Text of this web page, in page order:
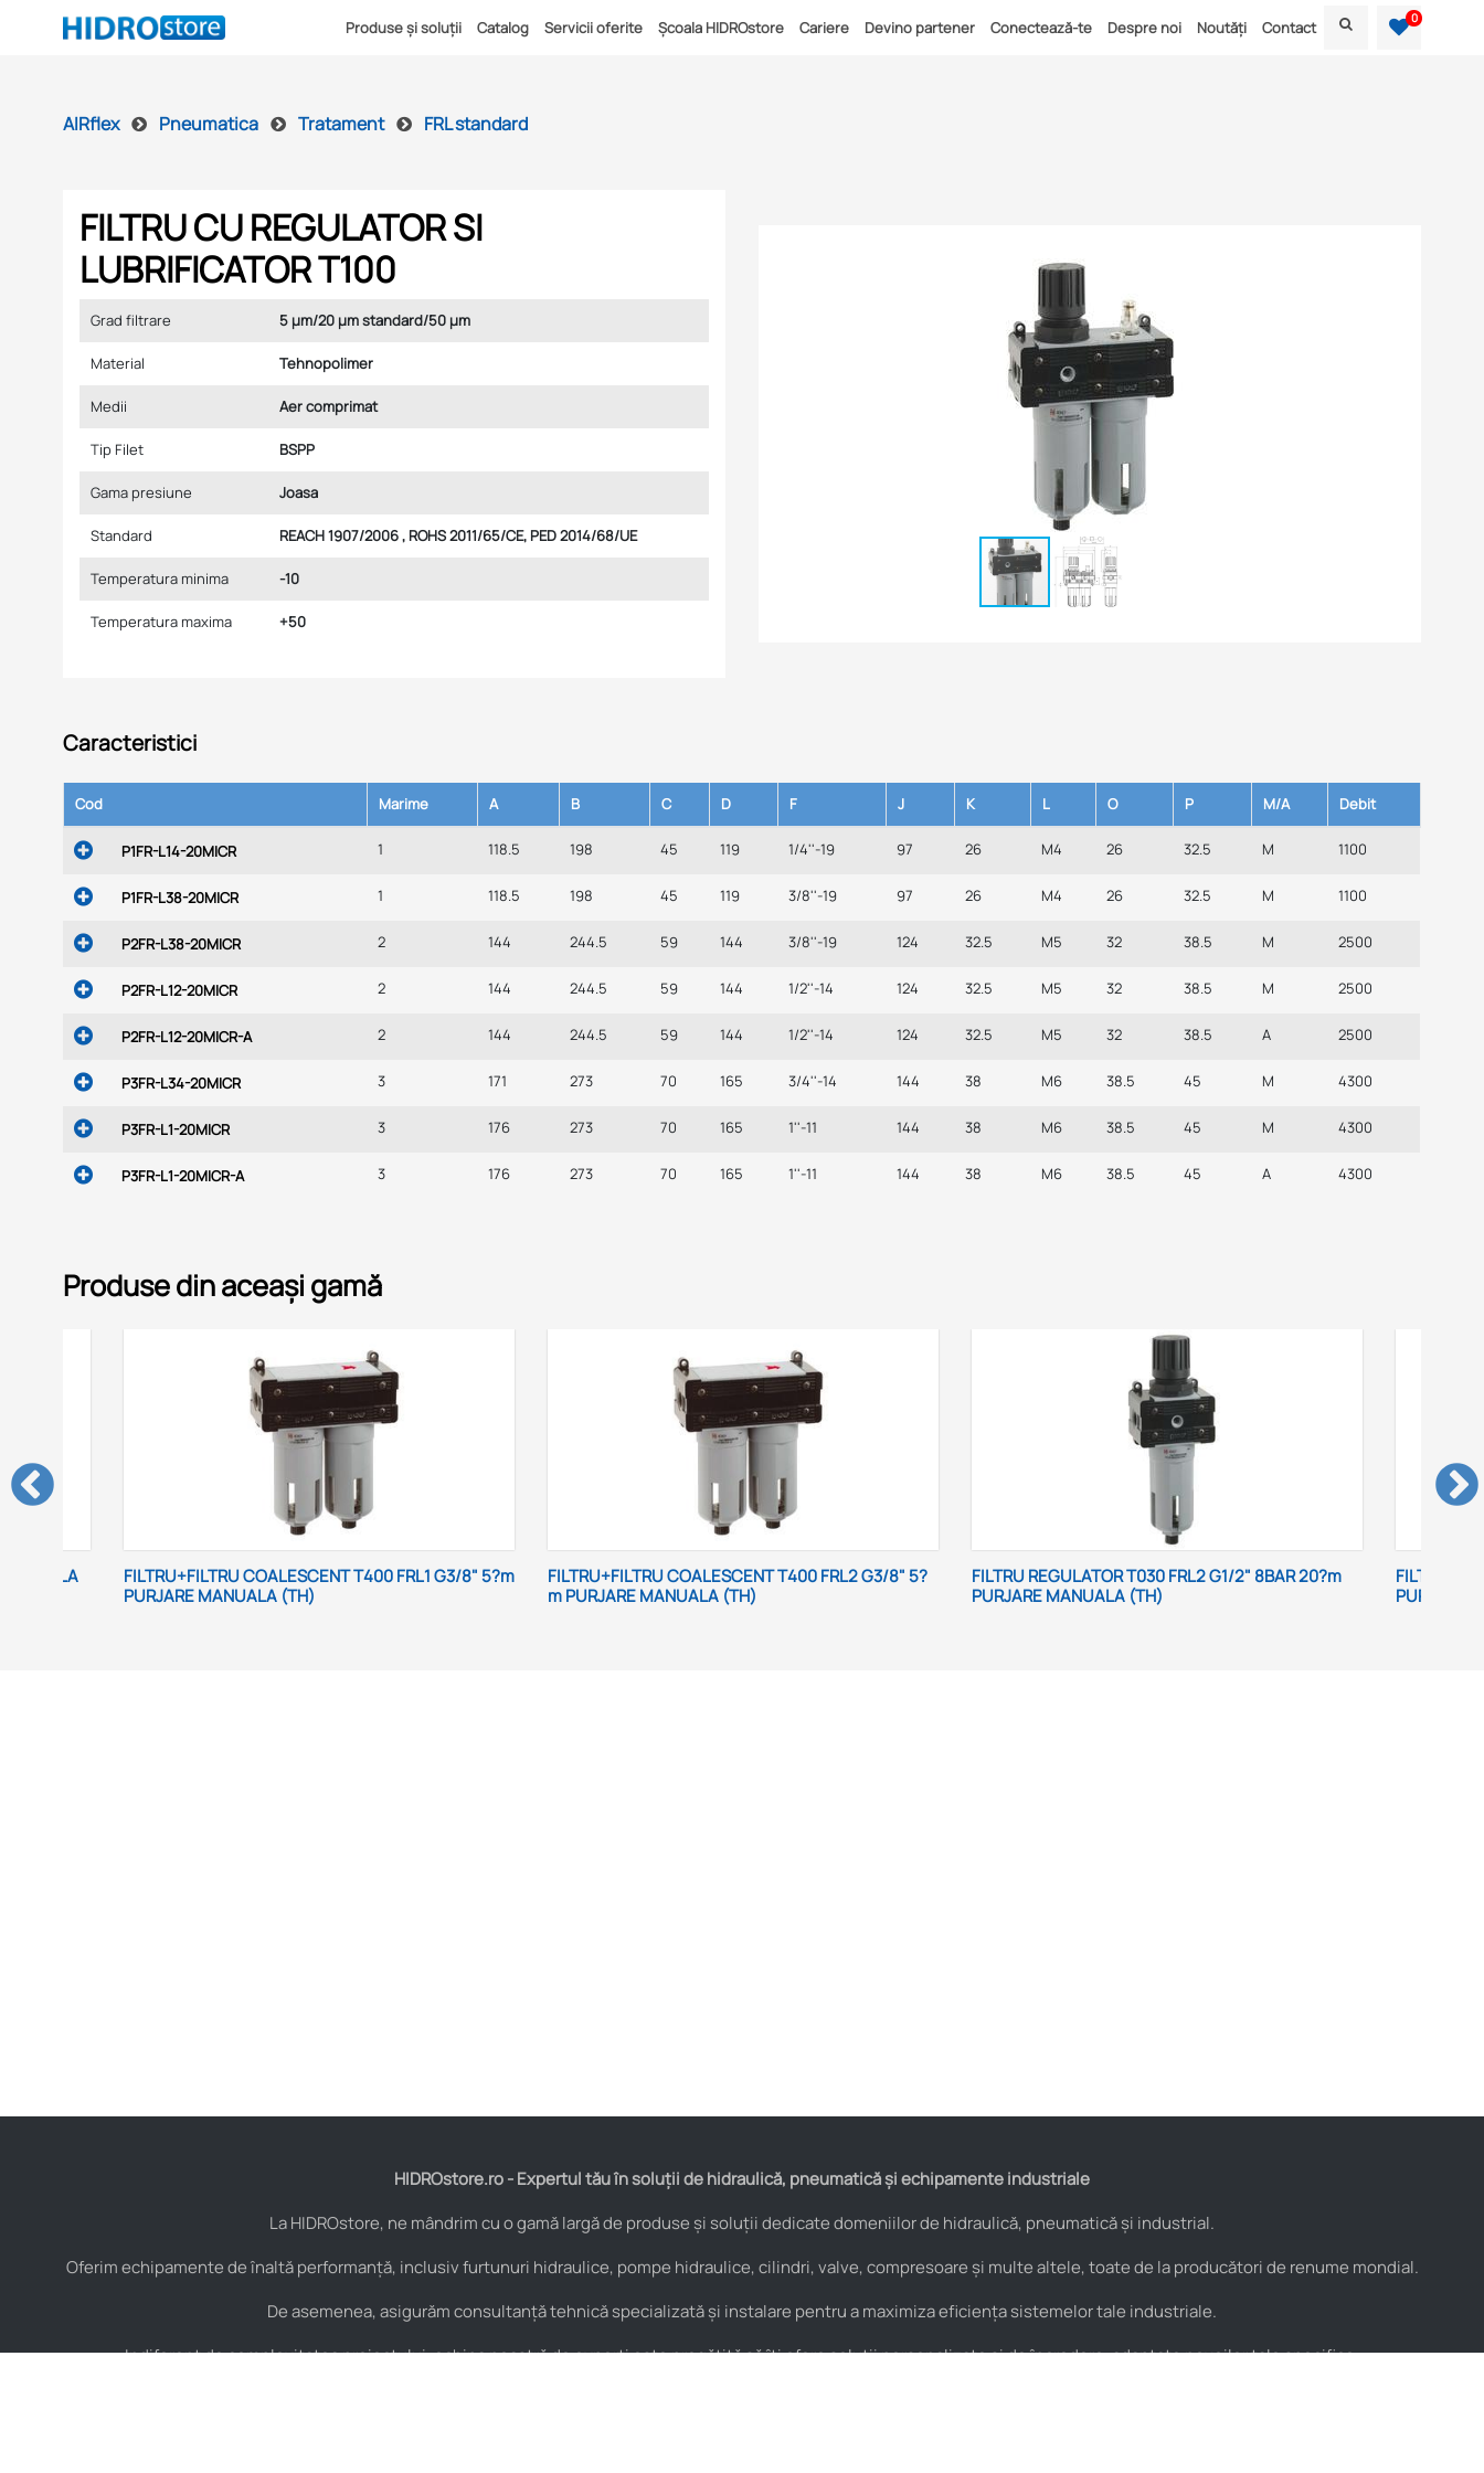
Produse și soluții Catalog Servicii oferite Școala HIDROstore Cariere Devino partener Conectează-te Despre noi Noutăți Contact 0
AIRflex Pneumatica Tratament FRL standard
FILTRU CU REGULATOR SI
LUBRIFICATOR T100
Grad filtrare 5 μm/20 μm standard/50 μm
Material Tehnopolimer
Medii Aer comprimat
Tip Filet BSPP
Gama presiune Joasa
Standard REACH 1907/2006 , ROHS 2011/65/CE, PED 2014/68/UE
Temperatura minima -10
Temperatura maxima +50
Caracteristici
Cod Marime A B C D F J K L O P M/A Debit
P1FR-L14-20MICR 1 118.5 198 45 119 1/4''-19 97 26 M4 26 32.5 M 1100
P1FR-L38-20MICR 1 118.5 198 45 119 3/8''-19 97 26 M4 26 32.5 M 1100
P2FR-L38-20MICR 2 144 244.5 59 144 3/8''-19 124 32.5 M5 32 38.5 M 2500
P2FR-L12-20MICR 2 144 244.5 59 144 1/2''-14 124 32.5 M5 32 38.5 M 2500
P2FR-L12-20MICR-A 2 144 244.5 59 144 1/2''-14 124 32.5 M5 32 38.5 A 2500
P3FR-L34-20MICR 3 171 273 70 165 3/4''-14 144 38 M6 38.5 45 M 4300
P3FR-L1-20MICR 3 176 273 70 165 1''-11 144 38 M6 38.5 45 M 4300
P3FR-L1-20MICR-A 3 176 273 70 165 1''-11 144 38 M6 38.5 45 A 4300
Produse din aceași gamă
T400 FRL1 G3/8" 5?m
FILTRU+FILTRU COALESCENT T400 FRL2 G3/8" 5?
m PURJARE MANUALA (TH)
FILTRU REGULATOR T030 FRL2 G1/2" 8BAR 20?m
PURJARE MANUALA (TH)
FILTRU LUBRIFICATOR T300 FRL3 G3/4" 20?m
PURJARE MANUALA (TH)
HIDROstore.ro - Expertul tău în soluții de hidraulică, pneumatică și echipamente industriale
La HIDROstore, ne mândrim cu o gamă largă de produse și soluții dedicate domeniilor de hidraulică, pneumatică și industrial.
Oferim echipamente de înaltă performanță, inclusiv furtunuri hidraulice, pompe hidraulice, cilindri, valve, compresoare și multe altele, toate de la producători de renume mondial.
De asemenea, asigurăm consultanță tehnică specializată și instalare pentru a maximiza eficiența sistemelor tale industriale.
Indiferent de complexitatea proiectului, echipa noastră de experți este pregătită să îți ofere soluții personalizate și de încredere, adaptate nevoilor tale specifice.